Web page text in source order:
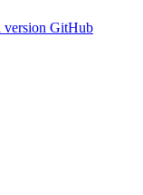
version GitHub